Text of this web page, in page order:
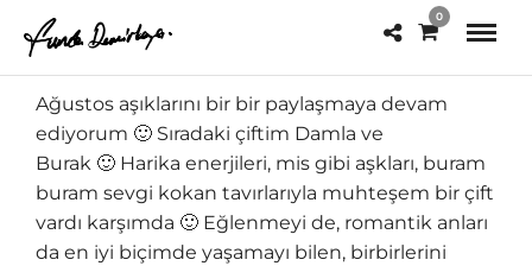
0
Ağustos aşıklarını bir bir paylaşmaya devam
ediyorum 🙂 Sıradaki çiftim Damla ve
Burak 🙂 Harika enerjileri, mis gibi aşkları, buram
buram sevgi kokan tavırlarıyla muhteşem bir çift
vardı karşımda 🙂 Eğlenmeyi de, romantik anları
da en iyi biçimde yaşamayı bilen, birbirlerini